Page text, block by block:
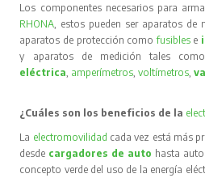
Los componentes necesarios para
RHONA , estos pueden ser aparatos de
aparatos de protección comofusibles e
y aparatos de medición tales
eléctrica amperímetros ,voltímetros ,
¿Cuáles son los beneficios de la
La electromovilidad cada vez está más
desde cargadores de auto hasta
concepto verde del uso de la energía